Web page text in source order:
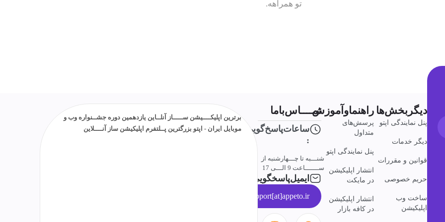
تو همراهه.
دیگربخش‌ها
پنل نمایندگی اپتو
دیگر خدمات
قوانین و مقررات
حریم خصوصی
ساخت وب
اپلیکیشن
راهنماوآموزش
پرسش‌های
متداول
پنل نمایندگی اپتو
انتشار اپلیکیشن
در مایکت
انتشار اپلیکیشن
در کافه بازار
تمــــاس‌باما
ساعات‌پاسخ‌گویی
:
شنـــبه تا چـــهارشنبه از
ســـــــاعت 9 الـــی 17
ایمیل‌پاسخگویی
support[at]appeto.ir
برترین اپلیکــــیشن ســـــاز آنلــاین یازدهمین دوره جشــنواره وب و
موبایل ایران - اپتو بزرگترین پــلتفرم اپلیکیشن ساز آنــــلاین